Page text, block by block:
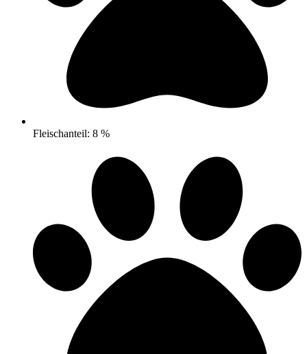
Fleischanteil: 8 %